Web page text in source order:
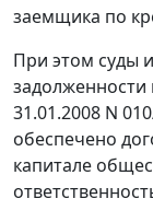
заемщика по
При этом суды
задолженности
31.01.2008 N
обеспечено
капитале